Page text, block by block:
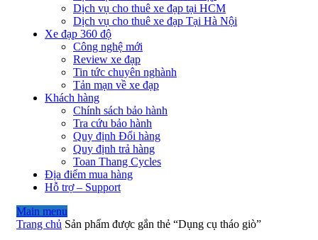
Dịch vụ cho thuê xe đạp tại HCM
Dịch vụ cho thuê xe đạp Tại Hà Nội
Xe đạp 360 độ
Công nghệ mới
Review xe đạp
Tin tức chuyên nghành
Tản mạn về xe đạp
Khách hàng
Chính sách bảo hành
Tra cứu bảo hành
Quy định Đổi hàng
Quy định trả hàng
Toan Thang Cycles
Địa điểm mua hàng
Hỗ trợ – Support
Main menu
Trang chủ Sản phẩm được gắn thẻ “Dụng cụ tháo giò”